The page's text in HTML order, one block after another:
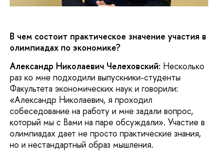
В чем состоит практическое значение участия в
олимпиадах по экономике?
Александр Николаевич Челеховский: Несколько
раз ко мне подходили выпускники-студенты
Факультета экономических наук и говорили:
«Александр Николаевич, я проходил
собеседование на работу и мне задали вопрос,
который мы с Вами на паре обсуждали». Участие в
олимпиадах дает не просто практические знания,
но и нестандартный образ мышления.